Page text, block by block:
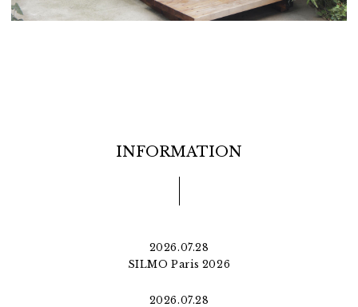
INFORMATION
2026.07.28
SILMO Paris 2026
2026.07.28